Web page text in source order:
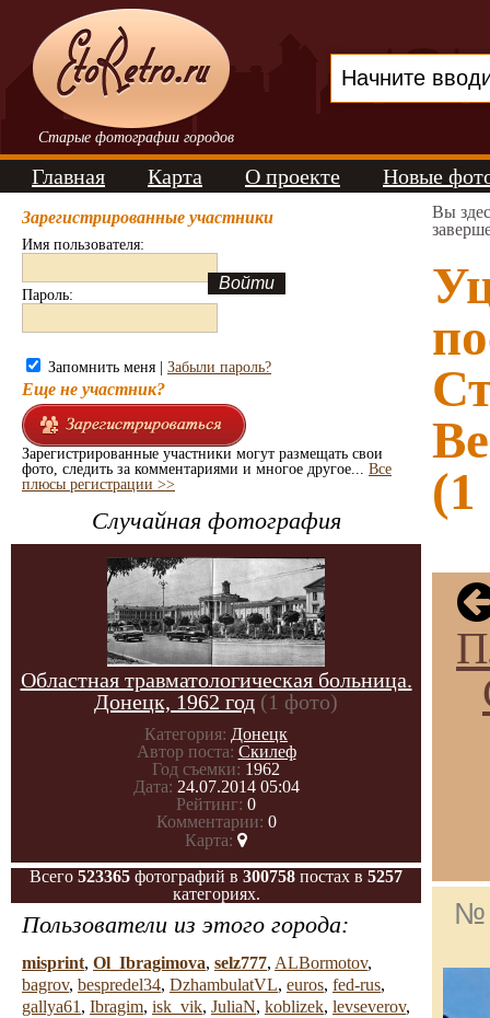
Старые фотографии городов
Главная Карта О проекте Новые
Зарегистрированные участники
Имя пользователя:
Пароль:
Запомнить меня | Забыли пароль?
Еще не участник?
Зарегистрированные участники могут размещать свои
фото, следить за комментариями и многое другое... Все
плюсы регистрации >>
Случайная фотография
Областная травматологическая больница.
Донецк, 1962 год (1 фото)
Категория: Донецк
Автор поста: Скилеф
Год съемки: 1962
Дата: 24.07.2014 05:04
Рейтинг: 0
Комментарии: 0
Карта:
Всего 523365 фотографий в 300758 постах в 5257
категориях.
Пользователи из этого города:
misprint, Ol_Ibragimova, selz777, ALBormotov,
bagrov, bespredel34, DzhambulatVL, euros, fed-rus,
gallya61 , Ibragim, isk_vik, JuliaN, koblizek, levseverov,
Вы
(1
№